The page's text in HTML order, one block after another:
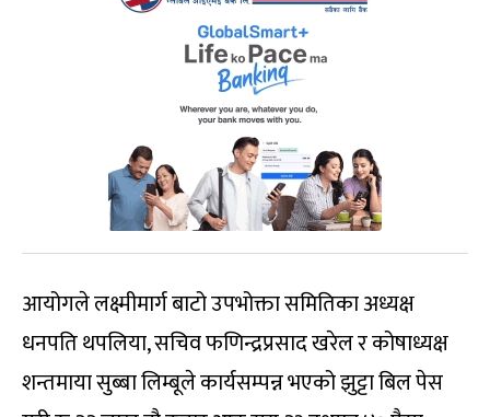
आयोगले लक्ष्मीमार्ग बाटो उपभोक्ता समितिका अध्यक्ष
धनपति थपलिया, सचिव फणिन्द्रप्रसाद खरेल र कोषाध्यक्ष
शन्तमाया सुब्बा लिम्बूले कार्यसम्पन्न भएको झुट्टा बिल पेस